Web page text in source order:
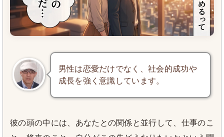
男性は恋愛だけでなく、社会的成功や
成長を強く意識しています。
彼の頭の中には、あなたとの関係と並行して、仕事のこ